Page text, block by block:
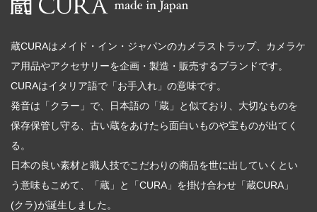
蔵CURAはメイド・イン・ジャパンのカメラストラップ、カメラケ
ア用品やアクセサリーを企画・製造・販売するブランドです。
CURAはイタリア語で「お手入れ」の意味です。
発音は「クラー」で、日本語の「蔵」と似ており、大切なものを
保存保管し守る、古い蔵をあけたら面白いものや宝ものが出てく
る。
日本の良い素材と職人技でこだわりの商品を世に出していくとい
う意味もこめて、「蔵」と「CURA」を掛け合わせ「蔵CURA」
(クラ)が誕生しました。